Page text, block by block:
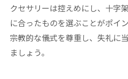
クセサリーは控えめにし、十字
に合ったものを選ぶことがポイ
宗教的な儀式を尊重し、失礼に
ましょう。